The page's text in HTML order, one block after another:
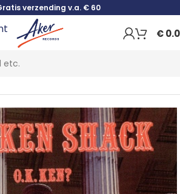
verzending v.a. € 60
€